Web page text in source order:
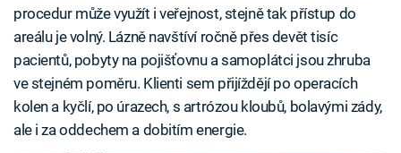
procedur může využít i veřejnost, stejně tak přístup do
areálu je volný. Lázně navštíví ročně přes devět tisíc
pacientů, pobyty na pojišťovnu a samoplátci jsou zhruba
ve stejném poměru. Klienti sem přijíždějí po operacích
kolen a kyčlí, po úrazech, s artrózou kloubů, bolavými zády,
ale i za oddechem a dobitím energie.